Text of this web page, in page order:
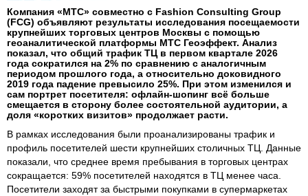
Компания «МТС» совместно с Fashion Consulting Group
(FCG) объявляют результаты исследования посещаемости
крупнейших торговых центров Москвы с помощью
геоаналитической платформы МТС Геоэффект. Анализ
показал, что общий трафик ТЦ в первом квартале 2026
года сократился на 2% по сравнению с аналогичным
периодом прошлого года, а относительно доковидного
2019 года падение превысило 25%. При этом изменился и
сам портрет посетителя: офлайн-шопинг всё больше
смещается в сторону более состоятельной аудитории, а
доля «коротких визитов» продолжает расти.
В рамках исследования были проанализированы трафик и
профиль посетителей шести крупнейших столичных ТЦ. Данные
показали, что среднее время пребывания в торговых центрах
сокращается: 59% посетителей находятся в ТЦ менее часа.
Посетители заходят за быстрыми покупками в супермаркетах